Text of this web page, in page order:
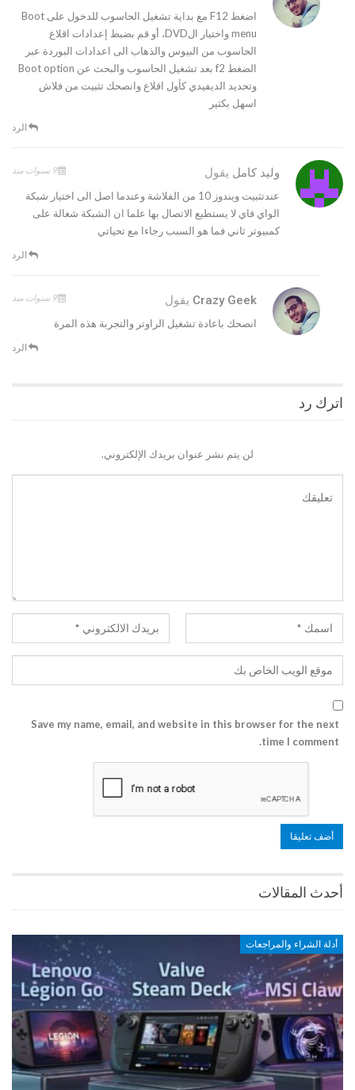
اضغط F12 مع بداية تشغيل الحاسوب للدخول على Boot
menu واختيار الDVD، أو قم بضبط إعدادات اقلاع
الحاسوب من البيوس والذهاب الى اعدادات البوردة عبر
الضغط f2 بعد تشغيل الحاسوب والبحث عن Boot option
وتحديد الديفيدي كأول اقلاع وانصحك تثبيت من فلاش
اسهل بكثير
الرد
وليد كامل يقول 9 سنوات منذ
عندتثبيت ويندوز 10 من الفلاشة وعندما اصل الى اختيار شبكة
الواي فاي لا يستطيع الاتصال بها علما ان الشبكة شغالة على
كمبيوتر ثاني فما هو السبب رجاءا مع تحياتي
الرد
Crazy Geek يقول 9 سنوات منذ
انصحك باعادة تشغيل الراوتر والتجربة هذه المرة
الرد
اترك رد
لن يتم نشر عنوان بريدك الإلكتروني.
Save my name, email, and website in this browser for the next
time I comment.
أحدث المقالات
أدلة الشراء والمراجعات